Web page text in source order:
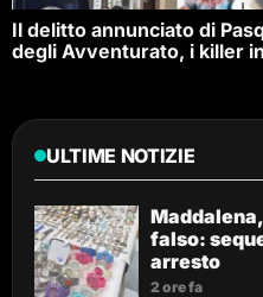
Il delitto annunciato di
degli Avventurato, i killer
ULTIME NOTIZIE
falso:
arresto
2 ore fa